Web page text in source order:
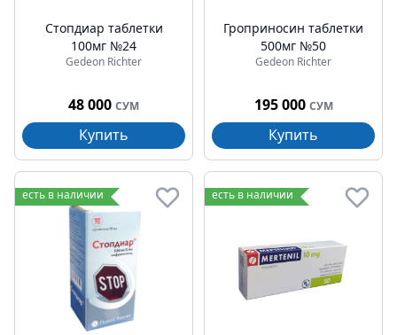
Стопдиар таблетки
100мг №24
Gedeon Richter
48 000 СУМ
Купить
Гроприносин таблетки
500мг №50
Gedeon Richter
195 000 СУМ
Купить
есть в наличии есть в наличии